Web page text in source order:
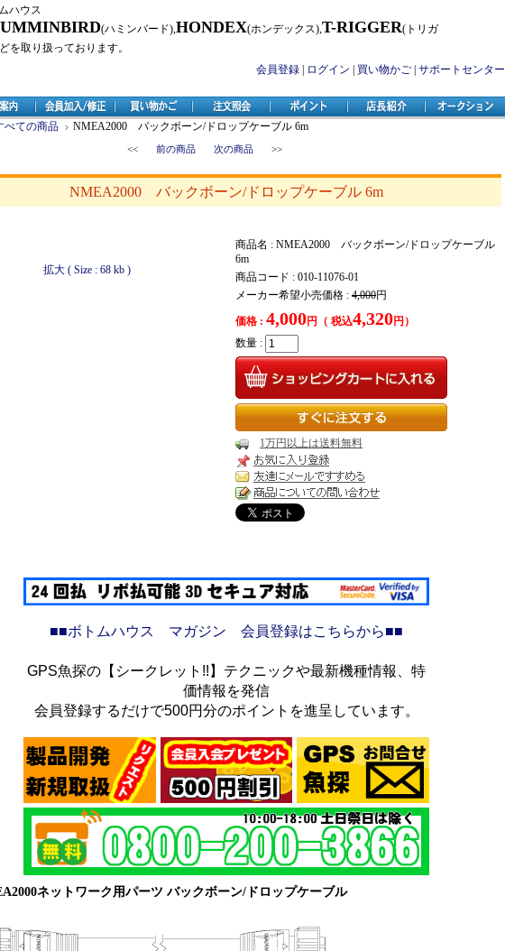
ハウス
(ハミンバード),HONDEX(ホンデックス),T-RIGGER(トリガ
を取り扱っております。
会員登録
ログイン 買い物かご サポートセンター
べての商品 NMEA2000 バックボーン/ドロップケーブル 6m
<< 前の商品 次の商品 >>
NMEA2000 バックボーン/ドロップケーブル 6m
拡大 ( Size : 68 kb )
商品名 : NMEA2000 バックボーン/ドロップケーブル
6m
商品コード : 010-11076-01
メーカー希望小売価格 : 4,000円
価格 : 4,000円（ 税込4,320円）
数量 :
1万円以上は送料無料
■■ボトムハウス マガジン 会員登録はこちらから■■
GPS魚探の【シークレット!!】テクニックや最新機種情報、特
価情報を発信
会員登録するだけで500円分のポイントを進呈しています。
ネットワーク用パーツ バックボーン/ドロップケーブル